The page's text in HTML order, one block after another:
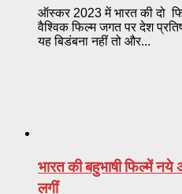
ऑस्कर 2023 में भारत की दो
वैश्विक फिल्म जगत पर देश
यह बिडंबना नहीं तो और...
भारत की बहुभाषी फिल्में नये
लगीं